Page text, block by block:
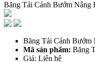
Băng Tải Cánh Bướm Nâng
Băng Tải Cánh Bướm
Mã sản phẩm: Băng
Giá: Liên hệ